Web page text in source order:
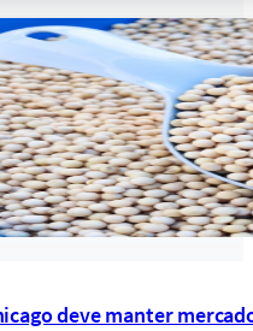
deve manter